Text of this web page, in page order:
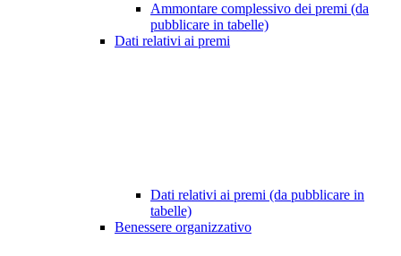
Ammontare complessivo dei premi (da
pubblicare in tabelle)
Dati relativi ai premi
Dati relativi ai premi (da pubblicare in
tabelle)
Benessere organizzativo